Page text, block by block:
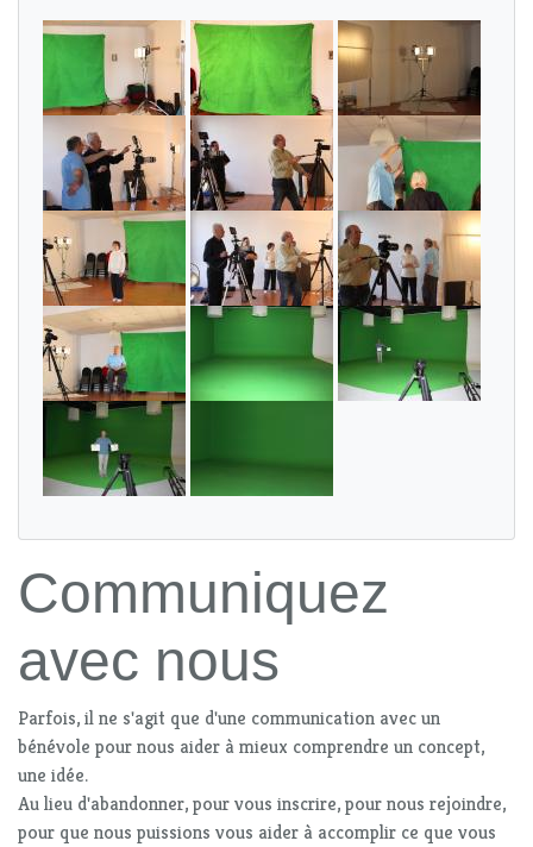
Communiquez
avec nous
Parfois, il ne s'agit que d'une communication avec un
bénévole pour nous aider à mieux comprendre un concept,
une idée.
Au lieu d'abandonner, pour vous inscrire, pour nous rejoindre,
pour que nous puissions vous aider à accomplir ce que vous